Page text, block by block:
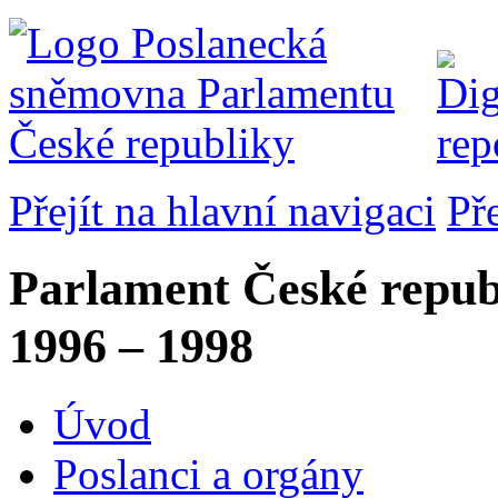
Přejít na hlavní navigaci
Parlament České
1996 – 1998
Úvod
Poslanci a orgány